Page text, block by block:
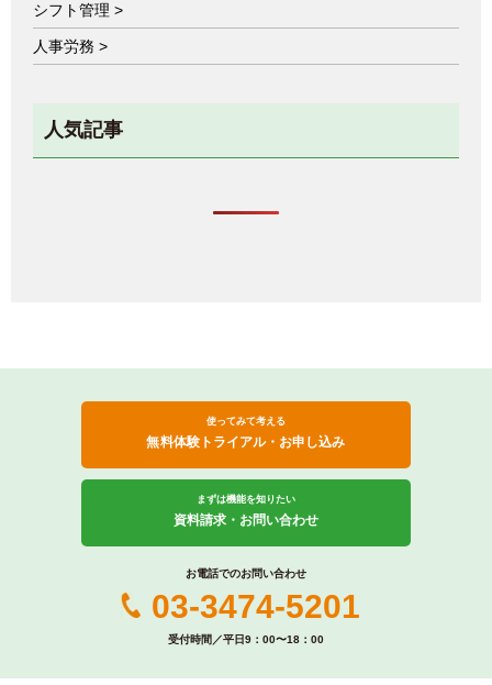
シフト管理 >
人事労務 >
人気記事
使ってみて考える
無料体験トライアル・お申し込み
まずは機能を知りたい
資料請求・お問い合わせ
お電話でのお問い合わせ
03-3474-5201
受付時間／平日9：00〜18：00